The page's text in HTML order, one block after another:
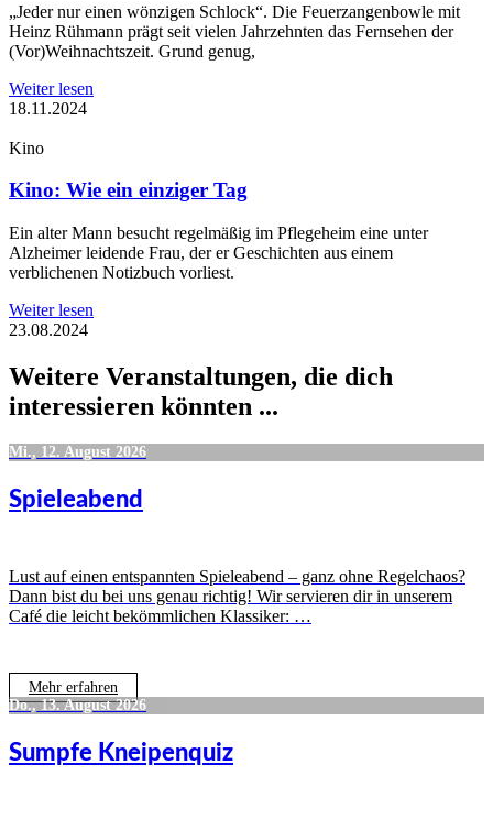
„Jeder nur einen wönzigen Schlock“. Die Feuerzangenbowle mit
Heinz Rühmann prägt seit vielen Jahrzehnten das Fernsehen der
(Vor)Weihnachtszeit. Grund genug,
Weiter lesen
18.11.2024
Kino
Kino: Wie ein einziger Tag
Ein alter Mann besucht regelmäßig im Pflegeheim eine unter
Alzheimer leidende Frau, der er Geschichten aus einem
verblichenen Notizbuch vorliest.
Weiter lesen
23.08.2024
Weitere Veranstaltungen, die dich
interessieren könnten ...
Mi., 12. August 2026
Spieleabend
Lust auf einen entspannten Spieleabend – ganz ohne Regelchaos?
Dann bist du bei uns genau richtig! Wir servieren dir in unserem
Café die leicht bekömmlichen Klassiker: …
Mehr erfahren
Do., 13. August 2026
Sumpfe Kneipenquiz